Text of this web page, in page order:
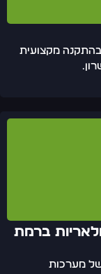
מקצועית
ברמת
מערכות